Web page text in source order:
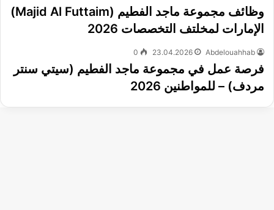
وظائف مجموعة ماجد الفطيم (Majid Al Futtaim)
الإمارات لمخلتف التخصصات 2026
Abdelouahhab
23.04.2026
0
فرصة عمل في مجموعة ماجد الفطيم (سيتي سنتر
مردف) – للمواطنين 2026